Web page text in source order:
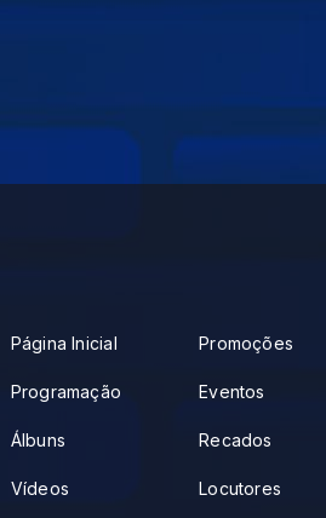
Página Inicial
Programação
Álbuns
Vídeos
Promoções
Eventos
Recados
Locutores